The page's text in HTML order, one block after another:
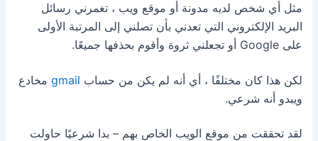
مثل أي شخص لديه مدونة أو موقع ويب ، تغمرني رسائل
البريد الإلكتروني التي تعدني بأن تصلني إلى المرتبة الأولى
على Google أو تجعلني ثروة وأقوم بحذفها جميعًا.
لكن هذا كان مختلفًا ، أي أنه لم يكن من حساب gmail مخادع
ويبدو أنه شرعي.
لقد تحققت من موقع الويب الخاص بهم – بدا شرعيًا حاولت